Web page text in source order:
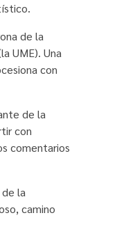
de la
UME). Una
con
de la
con
comentarios
la
camino